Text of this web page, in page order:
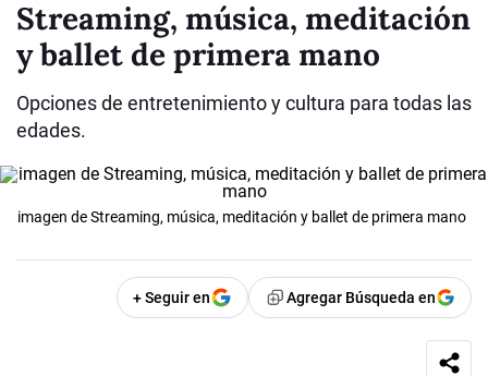
Streaming, música, meditación
y ballet de primera mano
Opciones de entretenimiento y cultura para todas las
edades.
imagen de Streaming, música, meditación y ballet de primera mano
+ Seguir en Agregar Búsqueda en